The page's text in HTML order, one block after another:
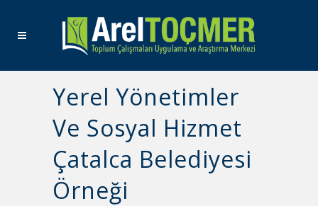
Yerel Yönetimler
Ve Sosyal Hizmet
Çatalca Belediyesi
Örneği